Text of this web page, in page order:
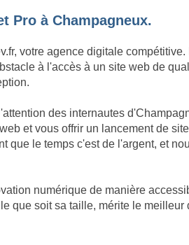
Pro à Champagneux.
votre agence digitale
à l'accès à un site web de
des internautes
et vous offrir un lancement de
que le temps c'est de l'argent, et
numérique de manière
que soit sa taille, mérite le meilleur